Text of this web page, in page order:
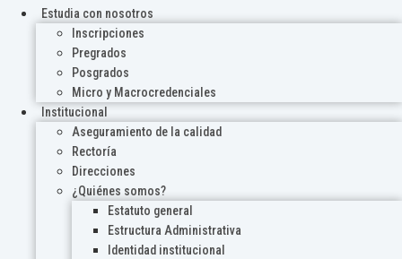
Estudia con nosotros
Inscripciones
Pregrados
Posgrados
Micro y Macrocredenciales
Institucional
Aseguramiento de la calidad
Rectoría
Direcciones
¿Quiénes somos?
Estatuto general
Estructura Administrativa
Identidad institucional